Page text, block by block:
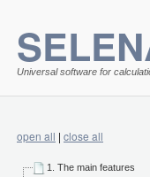
Universal software for
open all | close all
1. The main features